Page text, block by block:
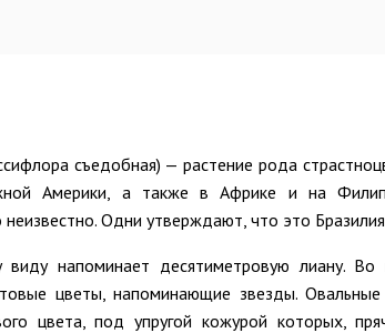
съедобная) — растение рода
Америки, а также в Африке и на
неизвестно. Одни утверждают, что это
напоминает десятиметровую лиану. Во
цветы, напоминающие звезды.
цвета, под упругой кожурой которых,